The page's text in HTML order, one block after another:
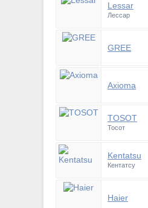
Lessar
Лессар
GREE
Axioma
TOSOT
Тосот
Kentatsu
Кентатсу
Haier